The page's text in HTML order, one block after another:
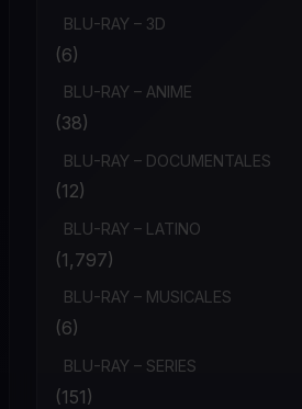
BLU-RAY – 3D
(6)
BLU-RAY – ANIME
(38)
BLU-RAY – DOCUMENTALES
(12)
BLU-RAY – LATINO
(1,797)
BLU-RAY – MUSICALES
(6)
BLU-RAY – SERIES
(151)